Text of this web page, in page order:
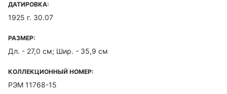
ДАТИРОВКА:
1925 г. 30.07
РАЗМЕР:
Дл. - 27,0 см; Шир. - 35,9 см
КОЛЛЕКЦИОННЫЙ НОМЕР:
РЭМ 11768-15